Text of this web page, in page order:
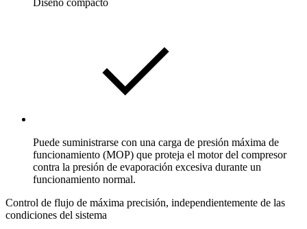
Puede suministrarse con una carga de presión máxima de
funcionamiento (MOP) que proteja el motor del compresor
contra la presión de evaporación excesiva durante un
funcionamiento normal.
Control de flujo de máxima precisión, independientemente de las
condiciones del sistema